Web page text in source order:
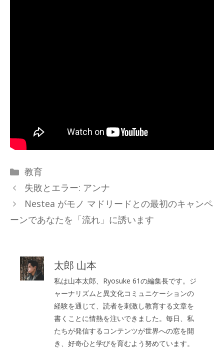
カ
テ
リ
ー
教育
失敗とエラー: アンナ
Nestea がモノ マドリードとの最初のキャンペ
ーンであなたを「流れ」に誘います
太郎 山本
私は山本太郎、Ryosuke 61の編集長です。ジ
ャーナリズムと異文化コミュニケーションの
経験を通じて、読者を刺激し教育する文章を
書くことに情熱を注いできました。毎日、私
たちが発信するコンテンツが世界への窓を開
き、好奇心と学びを育むよう努めています。